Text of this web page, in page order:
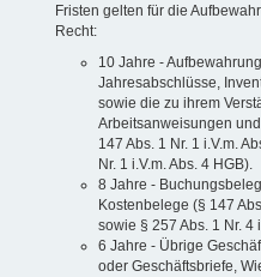
Fristen gelten für die
Recht:
10 Jahre -
Jahresabschlüsse,
sowie die zu ihrem
Arbeitsanweisungen
147 Abs. 1 Nr. 1 i.V.m.
Nr. 1 i.V.m. Abs. 4 HGB).
8 Jahre -
Kostenbelege (§ 147
sowie § 257 Abs. 1 Nr. 4
6 Jahre - Übrige
oder Geschäftsbriefe,